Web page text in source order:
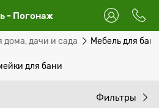
- Погонаж
дома, дачи и сада Мебель для
для бани
Фильтры